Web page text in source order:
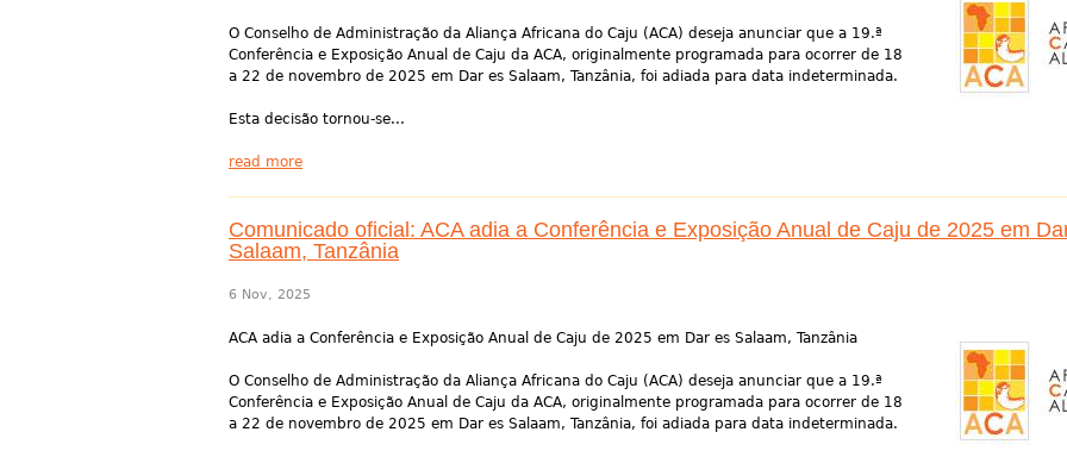
O Conselho de Administração da Aliança Africana do Caju (ACA) deseja anunciar que a 19.ª
Conferência e Exposição Anual de Caju da ACA, originalmente programada para ocorrer de 18
a 22 de novembro de 2025 em Dar es Salaam, Tanzânia, foi adiada para data indeterminada.
Esta decisão tornou-se...
read more
Comunicado oficial: ACA adia a Conferência e Exposição Anual de Caju de 2025 em
Salaam, Tanzânia
6 Nov, 2025
ACA adia a Conferência e Exposição Anual de Caju de 2025 em Dar es Salaam, Tanzânia
O Conselho de Administração da Aliança Africana do Caju (ACA) deseja anunciar que a 19.ª
Conferência e Exposição Anual de Caju da ACA, originalmente programada para ocorrer de 18
a 22 de novembro de 2025 em Dar es Salaam, Tanzânia, foi adiada para data indeterminada.